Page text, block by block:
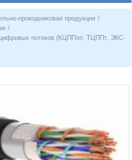
проводниковая продукция /
/
цифровых потоков (КЦППэп, ТЦППт, ЭКС-